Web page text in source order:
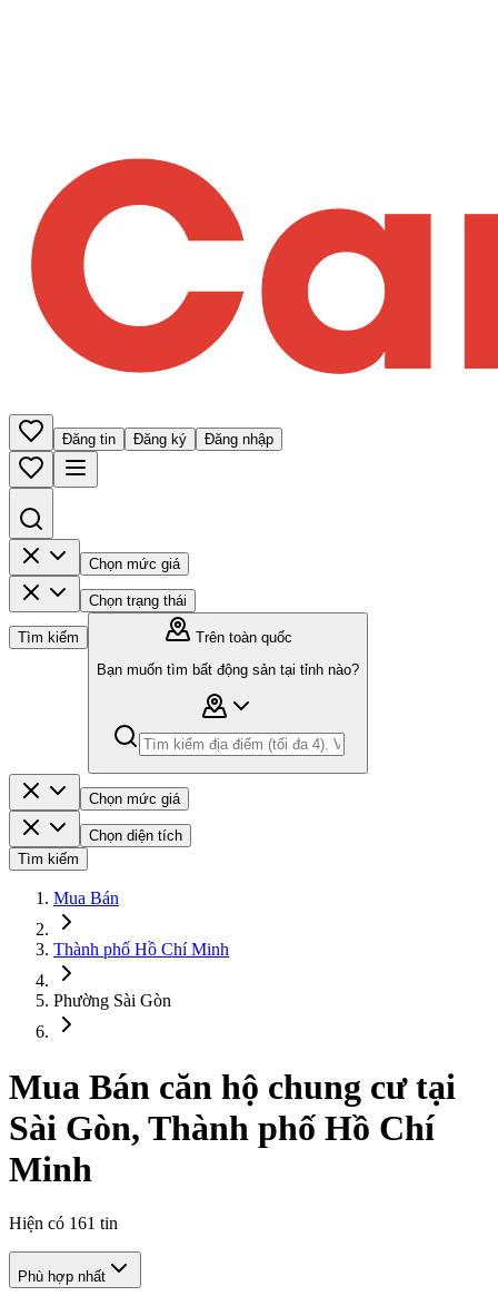
Đăng tin Đăng ký Đăng nhập
Chọn mức giá
Chọn trạng thái
Tìm kiếm
Trên toàn quốc
Bạn muốn tìm bất động sản tại tỉnh nào?
Chọn mức giá
Chọn diện tích
Tìm kiếm
Mua Bán
Thành phố Hồ Chí Minh
Phường Sài Gòn
Mua Bán căn hộ chung cư tại
Sài Gòn, Thành phố Hồ Chí
Minh
Hiện có 161 tin
Phù hợp nhất